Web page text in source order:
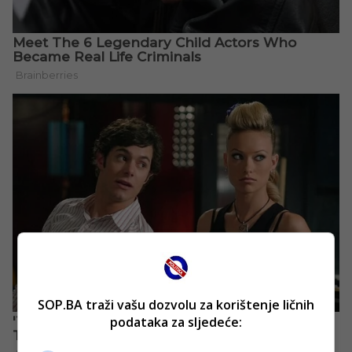
SOP.BA traži vašu dozvolu za korištenje ličnih
podataka za sljedeće: